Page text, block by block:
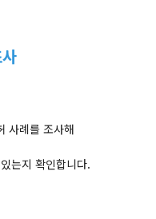
사례를 조사해
는지 확인합니다.